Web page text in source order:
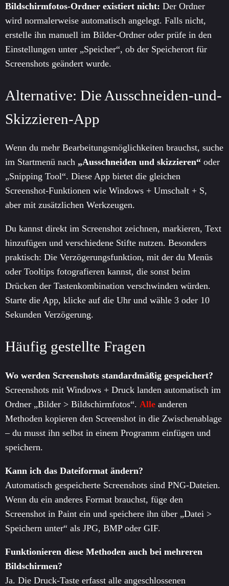
Bildschirmfotos-Ordner existiert nicht: Der Ordner
wird normalerweise automatisch angelegt. Falls nicht,
erstelle ihn manuell im Bilder-Ordner oder prüfe in den
Einstellungen unter „Speicher“, ob der Speicherort für
Screenshots geändert wurde.
Alternative: Die Ausschneiden-und-
Skizzieren-App
Wenn du mehr Bearbeitungsmöglichkeiten brauchst, suche
im Startmenü nach „Ausschneiden und skizzieren“ oder
„Snipping Tool“. Diese App bietet die gleichen
Screenshot-Funktionen wie Windows + Umschalt + S,
aber mit zusätzlichen Werkzeugen.
Du kannst direkt im Screenshot zeichnen, markieren, Text
hinzufügen und verschiedene Stifte nutzen. Besonders
praktisch: Die Verzögerungsfunktion, mit der du Menüs
oder Tooltips fotografieren kannst, die sonst beim
Drücken der Tastenkombination verschwinden würden.
Starte die App, klicke auf die Uhr und wähle 3 oder 10
Sekunden Verzögerung.
Häufig gestellte Fragen
Wo werden Screenshots standardmäßig gespeichert?
Screenshots mit Windows + Druck landen automatisch im
Ordner „Bilder > Bildschirmfotos“. Alle anderen
Methoden kopieren den Screenshot in die Zwischenablage
– du musst ihn selbst in einem Programm einfügen und
speichern.
Kann ich das Dateiformat ändern?
Automatisch gespeicherte Screenshots sind PNG-Dateien.
Wenn du ein anderes Format brauchst, füge den
Screenshot in Paint ein und speichere ihn über „Datei >
Speichern unter“ als JPG, BMP oder GIF.
Funktionieren diese Methoden auch bei mehreren
Bildschirmen?
Ja. Die Druck-Taste erfasst alle angeschlossenen